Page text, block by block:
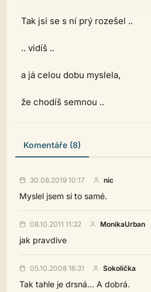
Tak jsi se s ní prý rozešel ..
.. vidíš ..
a já celou dobu myslela,
že chodíš semnou ..
Komentáře (8)
30.08.2019 10:17 nic
Myslel jsem si to samé.
08.10.2011 11:32 MonikaUrban
jak pravdive
05.10.2008 16:31 Sokolička
Tak tahle je drsná... A dobrá.